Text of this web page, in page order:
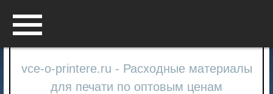
vce-o-printere.ru - Расходные материалы
для печати по оптовым ценам